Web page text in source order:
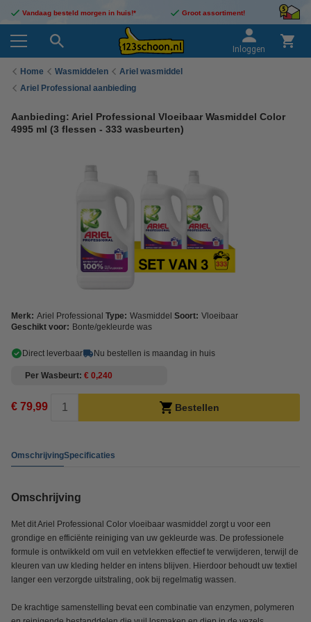
Vandaag besteld morgen in huis!* Groot assortiment!
Inloggen
Home Wasmiddelen
Ariel wasmiddel
Ariel Professional aanbieding
Aanbieding: Ariel Professional Vloeibaar Wasmiddel Color
4995 ml (3 flessen - 333 wasbeurten)
Merk: Ariel Professional Type: Wasmiddel Soort: Vloeibaar
Geschikt voor: Bonte/gekleurde was
Direct leverbaar Nu bestellen is maandag in huis
Per Wasbeurt € 0,240
€ 79,99 Bestellen
OmschrijvingSpecificaties
Omschrijving
Met dit Ariel Professional Color vloeibaar wasmiddel zorgt u voor een
grondige en efficiënte reiniging van uw gekleurde was. De professionele
formule is ontwikkeld om vuil en vetvlekken effectief te verwijderen, terwijl de
kleuren van uw kleding helder en intens blijven. Hierdoor behoudt uw textiel
langer een verzorgde uitstraling, ook bij regelmatig wassen.
De krachtige samenstelling bevat een combinatie van enzymen, polymeren